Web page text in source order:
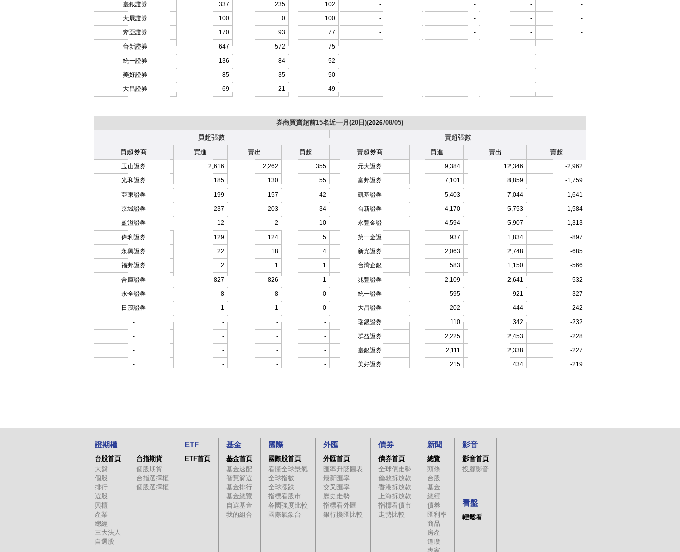
臺銀證券
337 235 102 - - -
-
大展證券
100 0 100 - - -
-
奔亞證券
170 93 77 - - -
-
台新證券
647 572 75 - - -
-
統一證券
136 84 52 - - -
-
美好證券
85 35 50 - - -
-
大昌證券
69 21 49 - - - -
券商買賣超前15名近一月(20日)(2026/08/05)
買超張數
賣超張數
買超券商
買進 賣出 買超 賣超券商 買進 賣出 賣超
玉山證券 2,616 2,262 355 元大證券 9,384 12,346
-2,962
光和證券
185 130 55 富邦證券 7,101 8,859
-1,759
亞東證券
199 157 42 凱基證券 5,403 7,044
-1,641
京城證券
237 203 34 台新證券 4,170 5,753
-1,584
盈溢證券
12 2 10 永豐金證 4,594 5,907
-1,313
偉利證券
129 124 5 第一金證 937 1,834
-897
永興證券
22 18 4 新光證券 2,063 2,748
-685
福邦證券
2 1 1 台灣企銀 583 1,150
-566
合庫證券
827 826 1 兆豐證券 2,109 2,641
-532
永全證券
8 8 0 統一證券 595 921
-327
日茂證券
1 1 0 大昌證券 202 444
-242
-
- - - 瑞銀證券 110 342
-232
-
- - - 群益證券 2,225 2,453
-228
-
- - - 臺銀證券 2,111 2,338
-227
-
- - - 美好證券 215 434 -219
證期權
台股首頁
大盤
個股
排行
選股
興櫃
產業
總經
三大法人
自選股
台指期貨
個股期貨
台指選擇權
個股選擇權
ETF
ETF首頁
基金
基金首頁
基金速配
智慧篩選
基金排行
基金總覽
自選基金
我的組合
國際
國際股首頁
看懂全球景氣
全球指數
全球漲跌
指標看股市
各國強度比較
國際氣象台
外匯
外匯首頁
匯率升貶圖表
最新匯率
交叉匯率
歷史走勢
指標看外匯
銀行換匯比較
債券
債券首頁
全球債走勢
倫敦拆放款
香港拆放款
上海拆放款
指標看債市
走勢比較
新聞
總覽
頭條
台股
基金
總經
債券
匯利率
商品
房產
道瓊
影音
影音首頁
投顧影音
看盤
輕鬆看